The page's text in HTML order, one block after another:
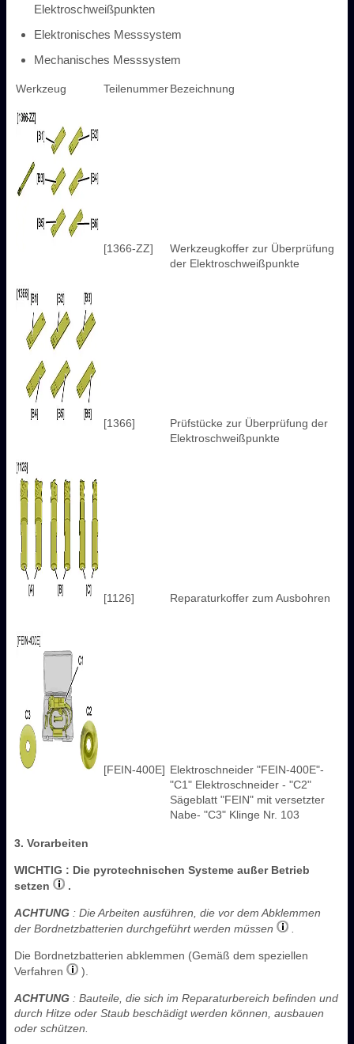
Elektroschweißpunkten
Elektronisches Messsystem
Mechanisches Messsystem
Werkzeug TeilenummerBezeichnung
[1366-ZZ]
Werkzeugkoffer zur Überprüfung
der Elektroschweißpunkte
[1366]
Prüfstücke zur Überprüfung der
Elektroschweißpunkte
[1126] Reparaturkoffer zum Ausbohren
[FEIN-400E] Elektroschneider "FEIN-400E"-
"C1" Elektroschneider - "C2"
Sägeblatt "FEIN" mit versetzter
Nabe- "C3" Klinge Nr. 103
3. Vorarbeiten
WICHTIG : Die pyrotechnischen Systeme außer Betrieb
setzen
.
ACHTUNG : Die Arbeiten ausführen, die vor dem Abklemmen
der Bordnetzbatterien durchgeführt werden müssen
Die Bordnetzbatterien abklemmen (Gemäß dem speziellen
Verfahren
).
ACHTUNG : Bauteile, die sich im Reparaturbereich befinden und
durch Hitze oder Staub beschädigt werden können, ausbauen
oder schützen.